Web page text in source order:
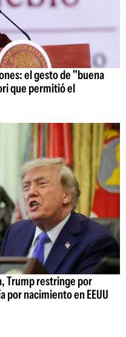
el gesto de "buena
que permitió el
Trump restringe por
por nacimiento en EEUU